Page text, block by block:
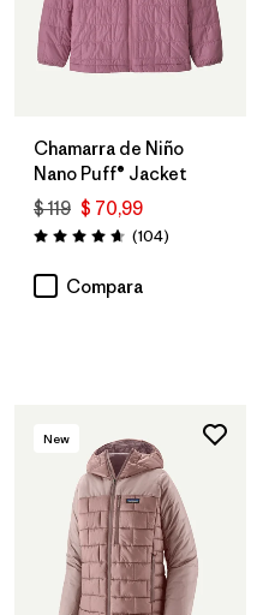
Chamarra de Niño
Nano Puff® Jacket
$ 119 $ 70,99
Valoración: 4.7 / 5
(104Comentarios
)
Compara
New